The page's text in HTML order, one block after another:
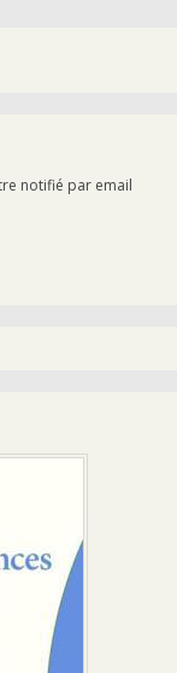
notifié par email